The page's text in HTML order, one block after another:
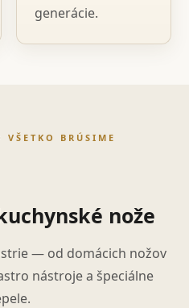
generácie.
VŠETKO BRÚSIME
nože
— od domácich nožov
nástroje a špeciálne